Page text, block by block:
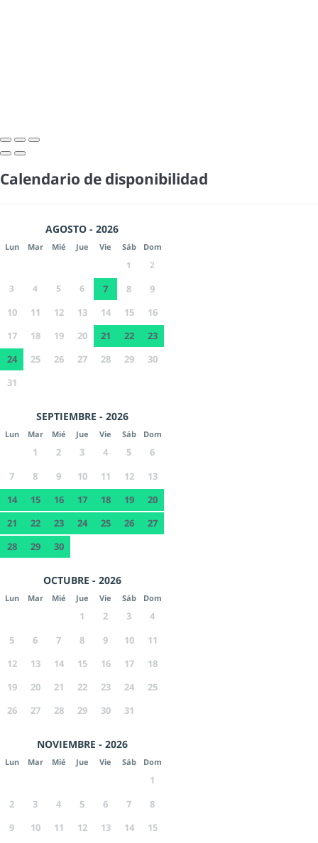
Calendario de disponibilidad
AGOSTO - 2026
Lun Mar Mié Jue Vie Sáb Dom
1
2
3
4 5 6 7 8
9
10
11 12 13 14 15
16
17
18 19 20 21 22
23
24
25 26 27 28 29
30
31
SEPTIEMBRE - 2026
Lun Mar Mié Jue Vie Sáb Dom
1 2 3 4 5
6
7
8 9 10 11 12
13
14
15 16 17 18 19
20
21
22 23 24 25 26
27
28
29 30
OCTUBRE - 2026
Lun Mar Mié Jue Vie Sáb Dom
1 2 3
4
5
6 7 8 9 10
11
12
13 14 15 16 17
18
19
20 21 22 23 24
25
26
27 28 29 30 31
NOVIEMBRE - 2026
Lun Mar Mié Jue Vie Sáb Dom
1
2
3 4 5 6 7
8
9
10 11 12 13 14
15